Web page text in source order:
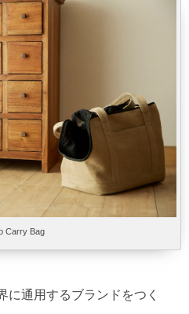
Carry Bag
に通用するブランドをつく